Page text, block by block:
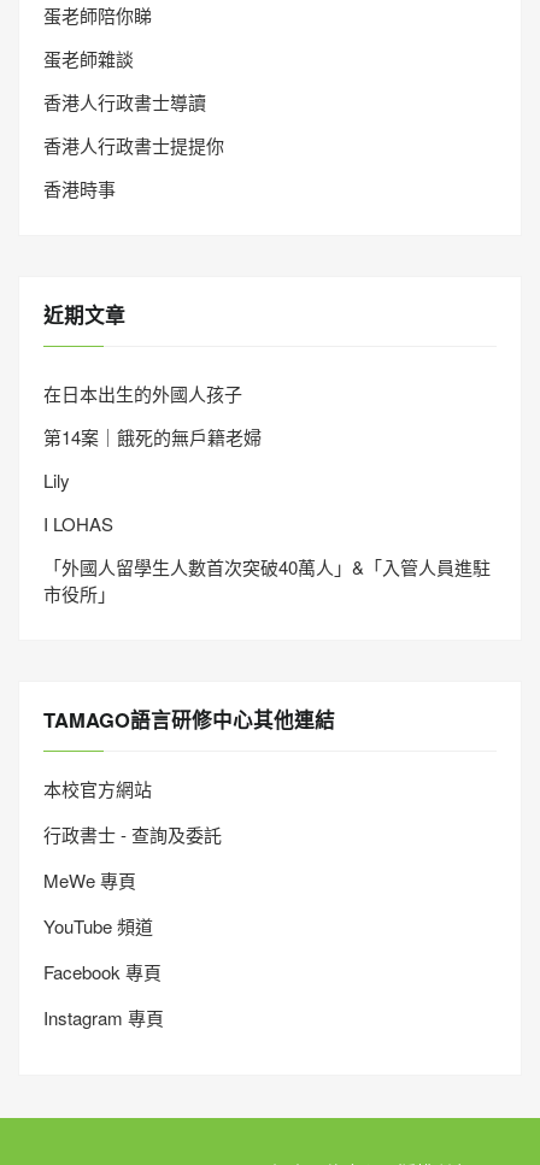
蛋老師陪你睇
蛋老師雜談
香港人行政書士導讀
香港人行政書士提提你
香港時事
近期文章
在日本出生的外國人孩子
第14案｜餓死的無戶籍老婦
Lily
I LOHAS
「外國人留學生人數首次突破40萬人」&「入管人員進駐
市役所」
TAMAGO語言研修中心其他連結
本校官方網站
行政書士 - 查詢及委託
MeWe 專頁
YouTube 頻道
Facebook 專頁
Instagram 專頁